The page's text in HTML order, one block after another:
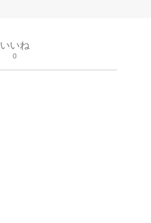
いいね
0